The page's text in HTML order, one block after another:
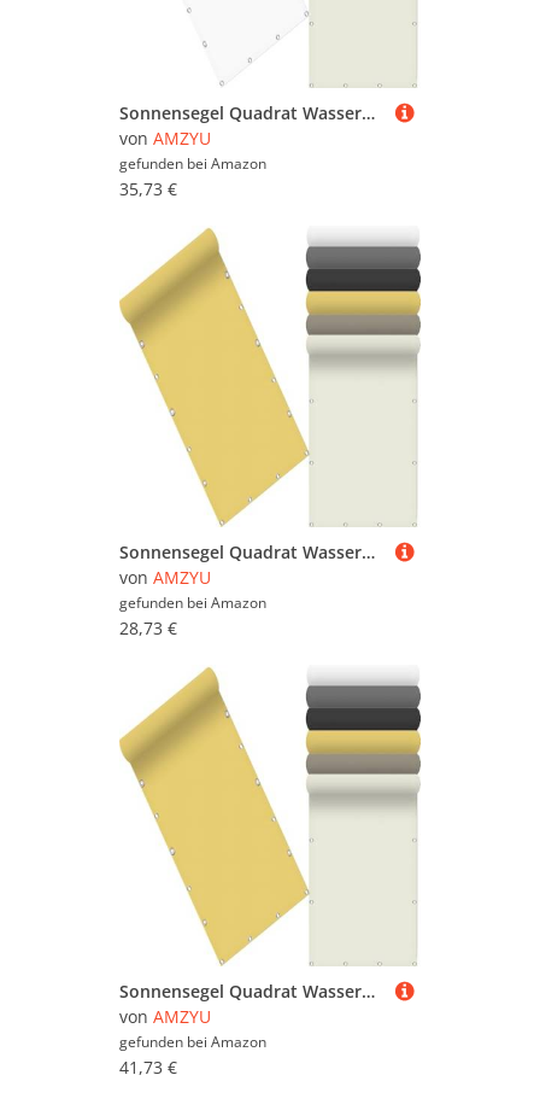
Sonnensegel Quadrat Wasserdicht 105 x 415 cm Seitenmarkise Schattierungsnetz Rechteckig UV Schutz Windschutz mit Kostenlosem Seil für Balkon Terrasse Garten, Weiß
von AMZYU
gefunden bei Amazon
35,73 €
Sonnensegel Quadrat Wasserdicht 145 x 235 cm Seitenmarkise Schattierungsnetz Uv-Schutz Wetterfest Rechteck inkl Befestigungsseile für Camping Patio Schwimmbad, Creme Farben
von AMZYU
gefunden bei Amazon
28,73 €
Sonnensegel Quadrat Wasserdicht 145 x 365 cm Seitenmarkise Schattierungsnetz Uv-Schutz Wetterfest Rechteck inkl Befestigungsseile für Camping Patio Schwimmbad, Creme Farben
von AMZYU
gefunden bei Amazon
41,73 €